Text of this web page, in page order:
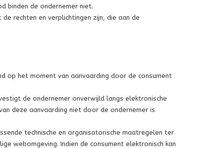
binden de ondernemer niet.
rechten en verplichtingen zijn, die aan de
op het moment van aanvaarding door de consument
de ondernemer onverwijld langs elektronische
deze aanvaarding niet door de ondernemer is
technische en organisatorische maatregelen ter
webomgeving. Indien de consument elektronisch kan